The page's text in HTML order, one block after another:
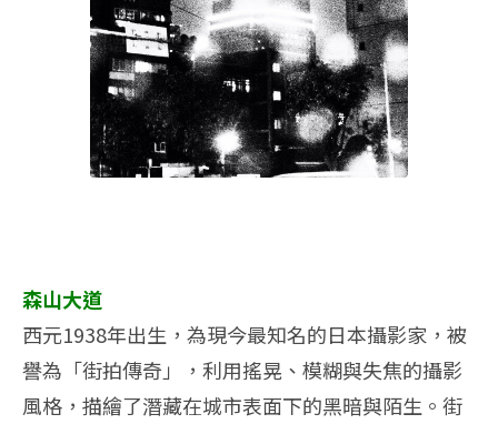
森山大道
西元1938年出生，為現今最知名的日本攝影家，被
譽為「街拍傳奇」，利用搖晃、模糊與失焦的攝影
風格，描繪了潛藏在城市表面下的黑暗與陌生。街